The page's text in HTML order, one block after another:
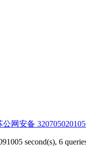
网安备
second(s), 6